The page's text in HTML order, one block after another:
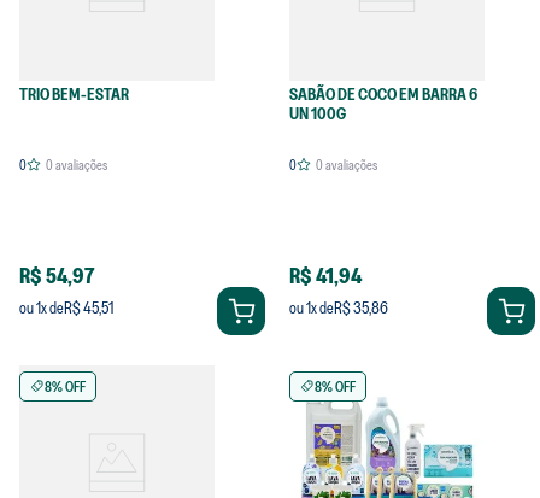
TRIO BEM-ESTAR
0 0avaliações
R$ 54,97
ou1x deR$ 45,51
SABÃO DE COCO EM BARRA 6
UN 100G
0 0avaliações
R$ 41,94
ou1x deR$ 35,86
8% OFF 8% OFF